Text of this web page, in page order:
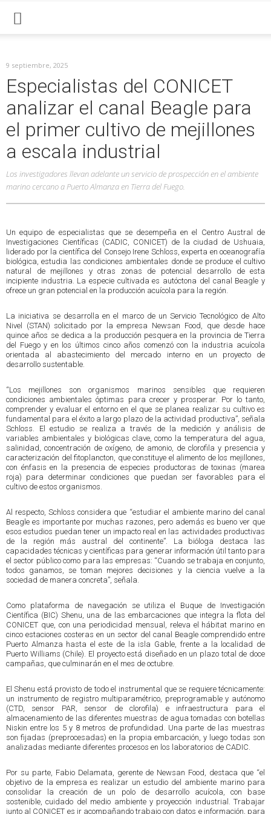
9 septiembre, 2025
Especialistas del CONICET
analizar el canal Beagle para
el primer cultivo de mejillones
a escala industrial
Los investigadores llevan adelante un servicio de prospección en el ambiente
marino cercano a Puerto Almanza en Tierra del Fuego.
Un equipo de especialistas que se desempeña en el Centro Austral de
Investigaciones Científicas (CADIC, CONICET) de la ciudad de Ushuaia,
liderado por la científica del Consejo Irene Schloss, experta en oceanografía
biológica, estudia las condiciones ambientales donde se produce el cultivo
natural de mejillones y otras zonas de potencial desarrollo de esta
incipiente industria. La especie cultivada es autóctona del canal Beagle y
ofrece un gran potencial en la producción acuícola para la región.
La iniciativa se desarrolla en el marco de un Servicio Tecnológico de Alto
Nivel (STAN) solicitado por la empresa Newsan Food, que desde hace
quince años se dedica a la producción pesquera en la provincia de Tierra
del Fuego y en los últimos cinco años comenzó con la industria acuícola
orientada al abastecimiento del mercado interno en un proyecto de
desarrollo sustentable.
“Los mejillones son organismos marinos sensibles que requieren
condiciones ambientales óptimas para crecer y prosperar. Por lo tanto,
comprender y evaluar el entorno en el que se planea realizar su cultivo es
fundamental para el éxito a largo plazo de la actividad productiva”, señala
Schloss. El estudio se realiza a través de la medición y análisis de
variables ambientales y biológicas clave, como la temperatura del agua,
salinidad, concentración de oxígeno, de amonio, de clorofila y presencia y
caracterización del fitoplancton, que constituye el alimento de los mejillones,
con énfasis en la presencia de especies productoras de toxinas (marea
roja) para determinar condiciones que puedan ser favorables para el
cultivo de estos organismos.
Al respecto, Schloss considera que “estudiar el ambiente marino del canal
Beagle es importante por muchas razones, pero además es bueno ver que
esos estudios puedan tener un impacto real en las actividades productivas
de la región más austral del continente”. La bióloga destaca las
capacidades técnicas y científicas para generar información útil tanto para
el sector público como para las empresas: “Cuando se trabaja en conjunto,
todos ganamos, se toman mejores decisiones y la ciencia vuelve a la
sociedad de manera concreta”, señala.
Como plataforma de navegación se utiliza el Buque de Investigación
Científica (BIC) Shenu, una de las embarcaciones que integra la flota del
CONICET que, con una periodicidad mensual, releva el hábitat marino en
cinco estaciones costeras en un sector del canal Beagle comprendido entre
Puerto Almanza hasta el este de la isla Gable, frente a la localidad de
Puerto Williams (Chile). El proyecto está diseñado en un plazo total de doce
campañas, que culminarán en el mes de octubre.
El Shenu está provisto de todo el instrumental que se requiere técnicamente:
un instrumento de registro multiparamétrico, preprogramable y autónomo
(CTD, sensor PAR, sensor de clorofila) e infraestructura para el
almacenamiento de las diferentes muestras de agua tomadas con botellas
Niskin entre los 5 y 8 metros de profundidad. Una parte de las muestras
son fijadas (preprocesadas) en la propia embarcación, y luego todas son
analizadas mediante diferentes procesos en los laboratorios de CADIC.
Por su parte, Fabio Delamata, gerente de Newsan Food, destaca que “el
objetivo de la empresa es realizar un estudio del ambiente marino para
consolidar la creación de un polo de desarrollo acuícola, con base
sostenible, cuidado del medio ambiente y proyección industrial. Trabajar
junto al CONICET es ir acompañando trabajo con datos e información, para